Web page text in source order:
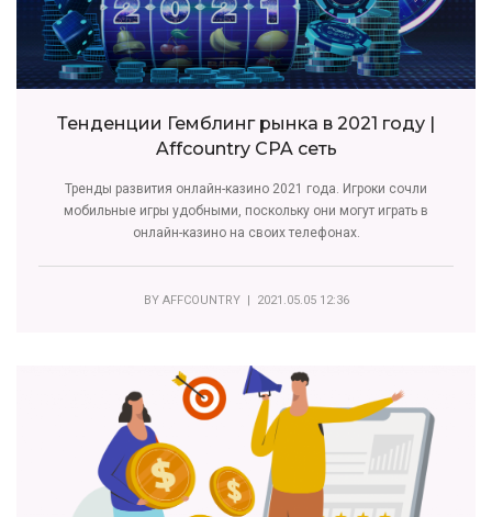
Тенденции Гемблинг рынка в 2021 году |
Affcountry CPA сеть
Тренды развития онлайн-казино 2021 года. Игроки сочли
мобильные игры удобными, поскольку они могут играть в
онлайн-казино на своих телефонах.
BY AFFCOUNTRY| 2021.05.05 12:36